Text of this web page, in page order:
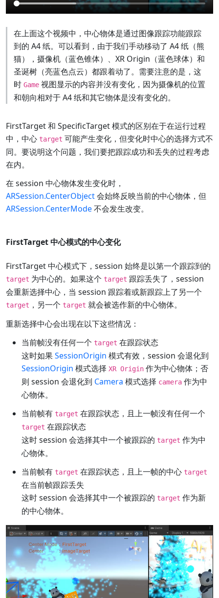
在上面这个视频中，中心物体是通过图像跟踪功能跟踪
到的 A4 纸。可以看到，由于我们手动移动了 A4 纸（熊
猫），摄像机（蓝色锥体）、XR Origin（蓝色球体）和
圣诞树（亮蓝色点云）都跟着动了。需要注意的是，这
时 Game视图显示的内容并没有变化，因为摄像机的位置
和朝向相对于 A4 纸和其它物体是没有变化的。
FirstTarget 和 SpecificTarget 模式的区别在于在运行过程
中，中心 target 可能产生变化，但变化时中心的选择方式不
同。要说明这个问题，我们要把跟踪成功和丢失的过程考虑
在内。
在 session 中心物体发生变化时，
ARSession.CenterObject会始终反映当前的中心物体，但
ARSession.CenterMode不会发生改变。
FirstTarget 中心模式的中心变化
FirstTarget 中心模式下，session 始终是以第一个跟踪到的
target 为中心的。如果这个 target 跟踪丢失了，session
会重新选择中心，当 session 跟踪着或新跟踪上了另一个
target ，另一个 target 就会被选作新的中心物体。
重新选择中心会出现在以下这些情况：
当前帧没有任何一个 target 在跟踪状态
这时如果SessionOrigin 模式有效，session 会退化到
SessionOrigin 模式选择 XR Origin 作为中心物体；否
则 session 会退化到 Camera 模式选择 camera 作为中
心物体。
当前帧有 target 在跟踪状态，且上一帧没有任何一个
target 在跟踪状态
这时 session 会选择其中一个被跟踪的 target 作为中
心物体。
当前帧有 target 在跟踪状态，且上一帧的中心 target
在当前帧跟踪丢失
这时 session 会选择其中一个被跟踪的 target 作为新
的中心物体。